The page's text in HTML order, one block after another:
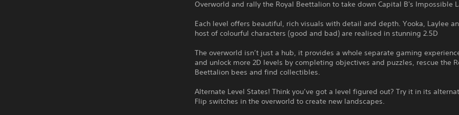
Overworld and rally the Royal Beettalion to take down Capital B's Impossible
Each level offers beautiful, rich visuals with detail and depth. Yooka, Laylee
host of colourful characters (good and bad) are realised in stunning 2.5D
The overworld isn’t just a hub, it provides a whole separate gaming
and unlock more 2D levels by completing objectives and puzzles, rescue the
Beettalion bees and find collectibles.
Alternate Level States! Think you’ve got a level figured out? Try it in its
Flip switches in the overworld to create new landscapes.